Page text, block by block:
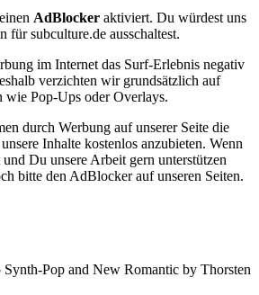
AdBlocker aktiviert. Du würdest uns
für subculture.de ausschaltest.
im Internet das Surf-Erlebnis negativ
verzichten wir grundsätzlich auf
wie Pop-Ups oder Overlays.
durch Werbung auf unserer Seite die
Inhalte kostenlos anzubieten. Wenn
Du unsere Arbeit gern unterstützen
bitte den AdBlocker auf unseren Seiten.
Synth-Pop and New Romantic by Thorsten